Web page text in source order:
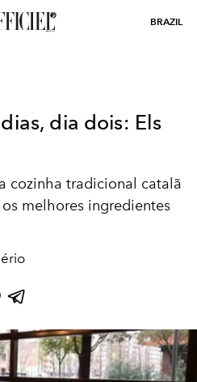
BRAZIL
dia dois: Els
cozinha tradicional catalã
melhores ingredientes